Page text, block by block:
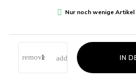
 Nur noch wenige
IN